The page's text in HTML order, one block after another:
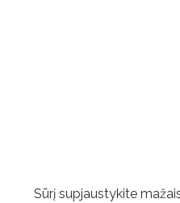
Sūrį supjaustykite